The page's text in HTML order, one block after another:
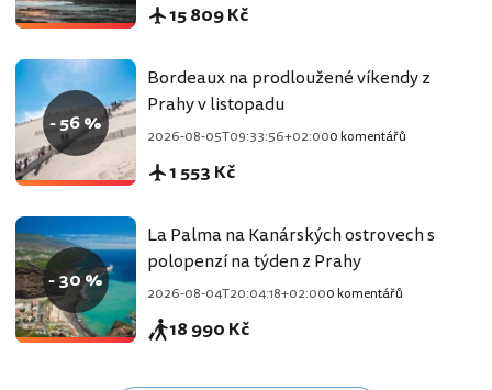
15 809 Kč
- 56 %
Bordeaux na prodloužené víkendy z
Prahy v listopadu
2026-08-05T09:33:56+02:000 komentářů
1 553 Kč
- 30 %
La Palma na Kanárských ostrovech s
polopenzí na týden z Prahy
2026-08-04T20:04:18+02:000 komentářů
18 990 Kč